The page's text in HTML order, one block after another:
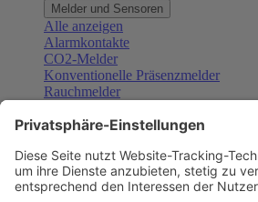
Melder und Sensoren
Alle anzeigen
Alarmkontakte
CO2-Melder
Konventionelle Präsenzmelder
Rauchmelder
Gefahrenmelder
Türsprechanlagen
Alle anzeigen
Außenstationen